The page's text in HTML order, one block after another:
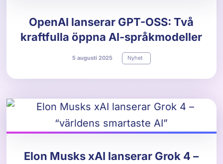
OpenAI lanserar GPT-OSS: Två
kraftfulla öppna AI-språkmodeller
5 augusti 2025 Nyhet
Elon Musks xAI lanserar Grok 4 –